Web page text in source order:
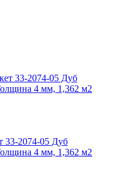
33-2074-05 Дуб
4 мм, 1,362 м2